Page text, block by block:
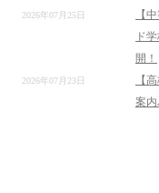
2026年07月25日
【
ド
開！
2026年07月23日
【
案内